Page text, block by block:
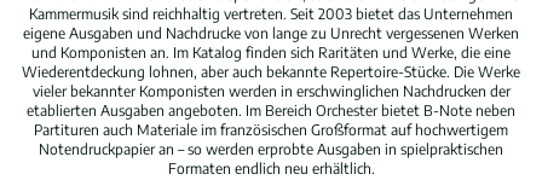
Kammermusik sind reichhaltig vertreten. Seit 2003 bietet das Unternehmen
eigene Ausgaben und Nachdrucke von lange zu Unrecht vergessenen Werken
und Komponisten an. Im Katalog finden sich Raritäten und Werke, die eine
Wiederentdeckung lohnen, aber auch bekannte Repertoire-Stücke. Die Werke
vieler bekannter Komponisten werden in erschwinglichen Nachdrucken der
etablierten Ausgaben angeboten. Im Bereich Orchester bietet B-Note neben
Partituren auch Materiale im französischen Großformat auf hochwertigem
Notendruckpapier an – so werden erprobte Ausgaben in spielpraktischen
Formaten endlich neu erhältlich.